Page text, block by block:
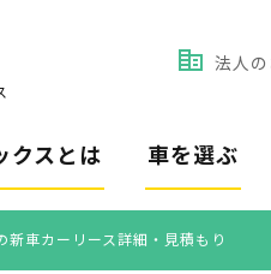
法人
クスとは 車を選ぶ
新車カーリース詳細・見積もり